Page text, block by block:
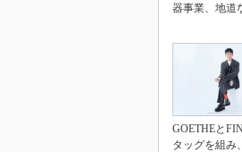
器事業、地道
GOETHEと
タッグを組み